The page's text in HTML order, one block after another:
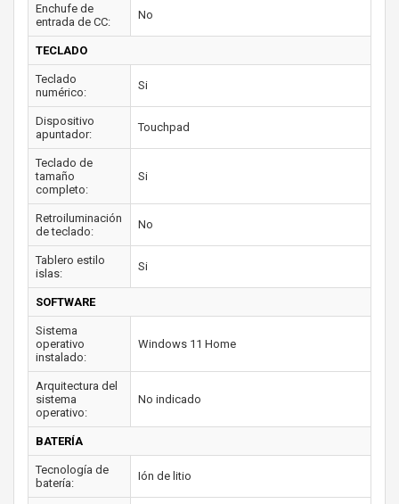
Enchufe de
entrada de CC:
No
TECLADO
Teclado
numérico:
Si
Dispositivo
apuntador:
Touchpad
Teclado de
tamaño
completo:
Si
Retroiluminación
de teclado:
No
Tablero estilo
islas:
Si
SOFTWARE
Sistema
operativo
instalado:
Windows 11 Home
Arquitectura del
sistema
operativo:
No indicado
BATERÍA
Tecnología de
batería:
Ión de litio